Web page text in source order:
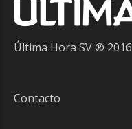
Última Hora SV ® 2016
Contacto